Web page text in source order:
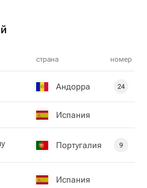
страна номер
Андорра 24
Испания
Португалия 9
Испания